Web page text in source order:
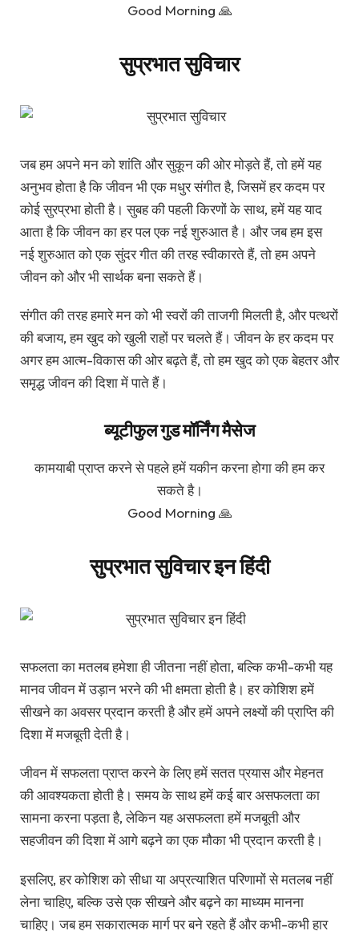
Good Morning 🙏
सुप्रभात सुविचार
जब हम अपने मन को शांति और सुकून की ओर मोड़ते हैं, तो हमें यह
अनुभव होता है कि जीवन भी एक मधुर संगीत है, जिसमें हर कदम पर
कोई सुरप्रभा होती है। सुबह की पहली किरणों के साथ, हमें यह याद
आता है कि जीवन का हर पल एक नई शुरुआत है। और जब हम इस
नई शुरुआत को एक सुंदर गीत की तरह स्वीकारते हैं, तो हम अपने
जीवन को और भी सार्थक बना सकते हैं।
संगीत की तरह हमारे मन को भी स्वरों की ताजगी मिलती है, और पत्थरों
की बजाय, हम खुद को खुली राहों पर चलते हैं। जीवन के हर कदम पर
अगर हम आत्म-विकास की ओर बढ़ते हैं, तो हम खुद को एक बेहतर और
समृद्ध जीवन की दिशा में पाते हैं।
ब्यूटीफुल गुड मॉर्निंग मैसेज
कामयाबी प्राप्त करने से पहले हमें यकीन करना होगा की हम कर
सकते है।
Good Morning 🙏
सुप्रभात सुविचार इन हिंदी
सफलता का मतलब हमेशा ही जीतना नहीं होता, बल्कि कभी-कभी यह
मानव जीवन में उड़ान भरने की भी क्षमता होती है। हर कोशिश हमें
सीखने का अवसर प्रदान करती है और हमें अपने लक्ष्यों की प्राप्ति की
दिशा में मजबूती देती है।
जीवन में सफलता प्राप्त करने के लिए हमें सतत प्रयास और मेहनत
की आवश्यकता होती है। समय के साथ हमें कई बार असफलता का
सामना करना पड़ता है, लेकिन यह असफलता हमें मजबूती और
सहजीवन की दिशा में आगे बढ़ने का एक मौका भी प्रदान करती है।
इसलिए, हर कोशिश को सीधा या अप्रत्याशित परिणामों से मतलब नहीं
लेना चाहिए, बल्कि उसे एक सीखने और बढ़ने का माध्यम मानना
चाहिए। जब हम सकारात्मक मार्ग पर बने रहते हैं और कभी-कभी हार